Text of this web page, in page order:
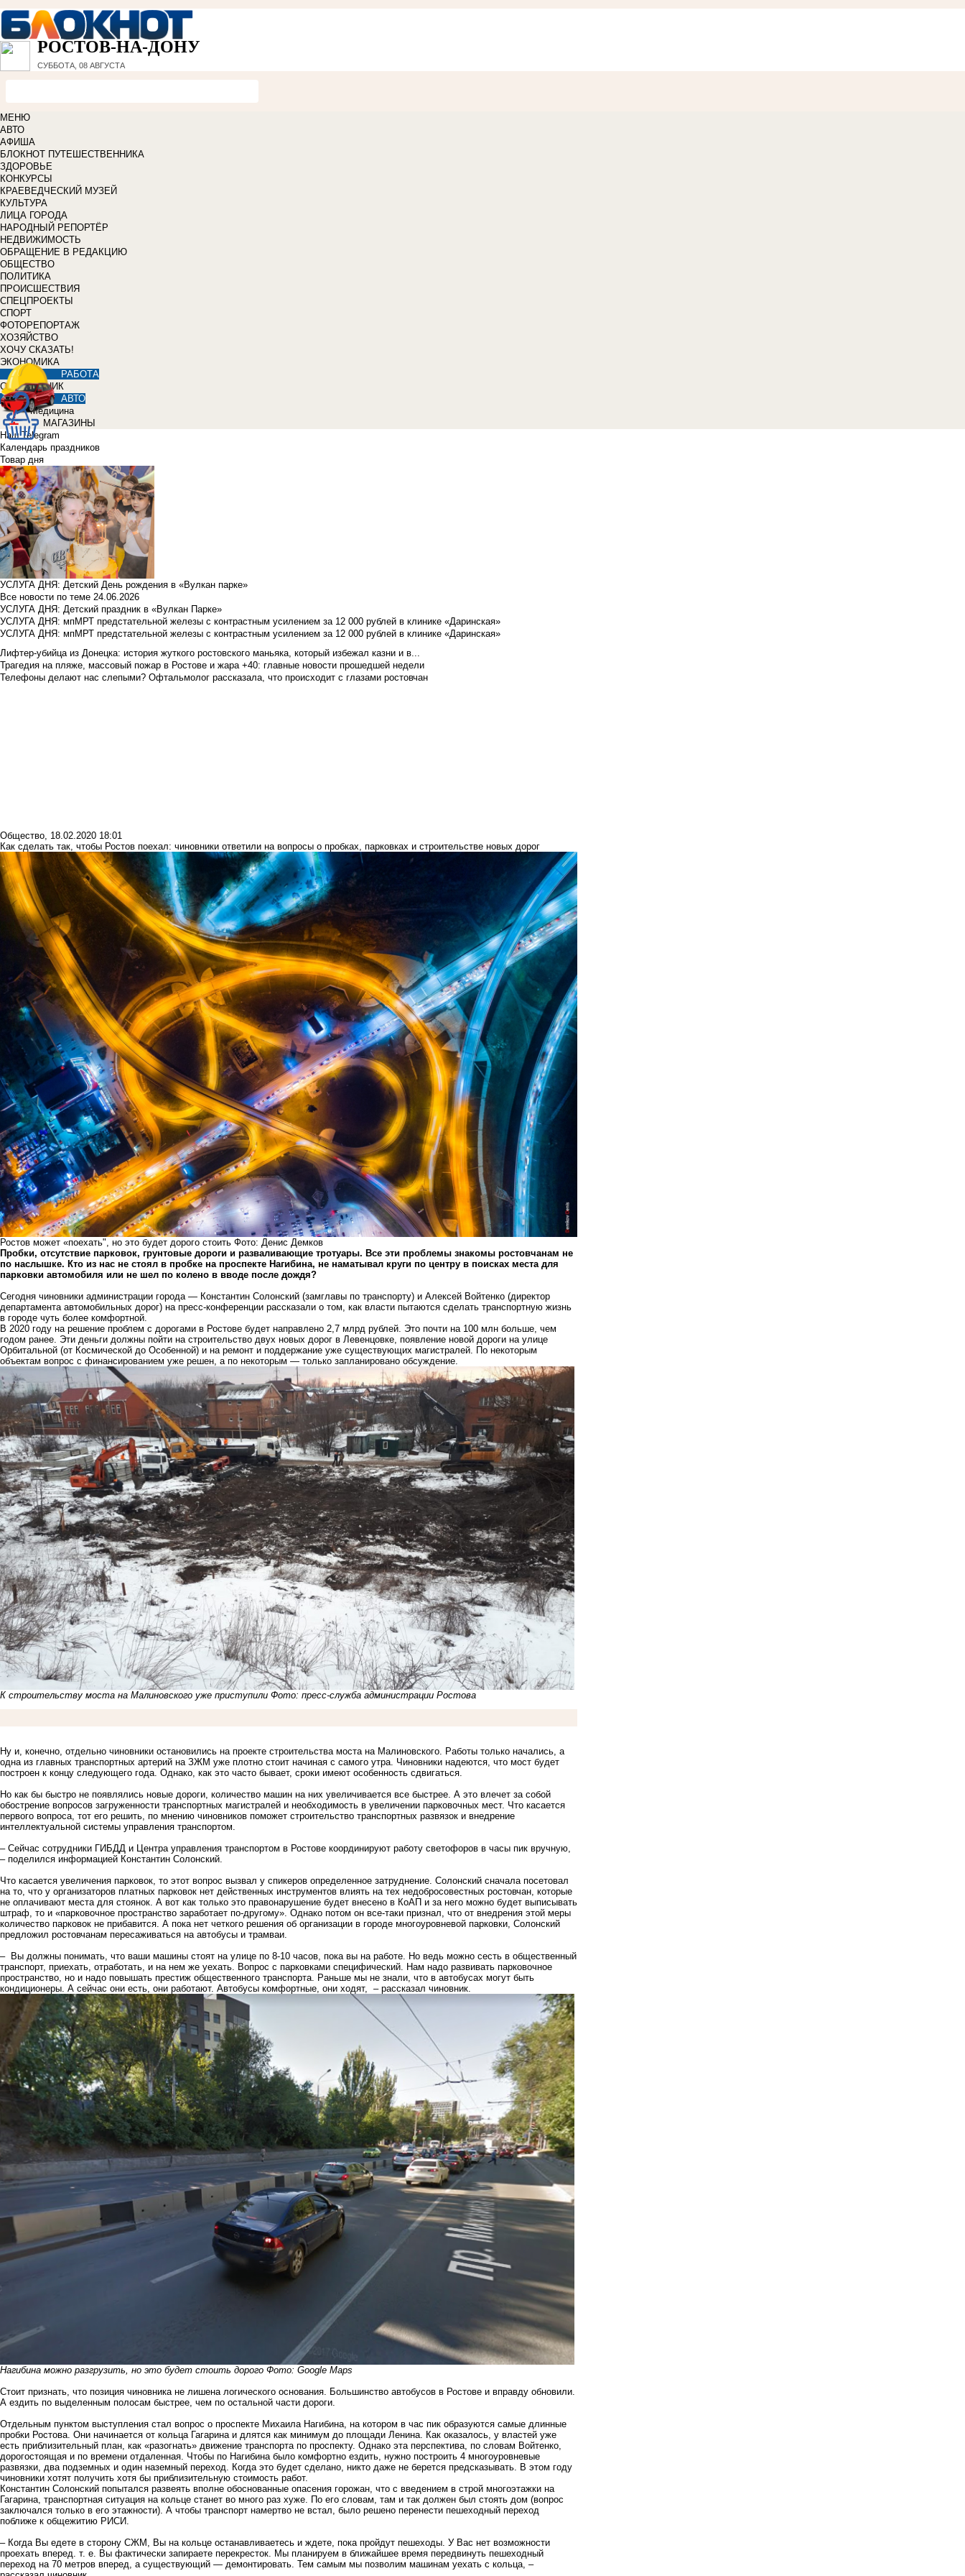
РОСТОВ-НА-ДОНУ
СУББОТА, 08 АВГУСТА
МЕНЮ
АВТО
АФИША
БЛОКНОТ ПУТЕШЕСТВЕННИКА
ЗДОРОВЬЕ
КОНКУРСЫ
КРАЕВЕДЧЕСКИЙ МУЗЕЙ
КУЛЬТУРА
ЛИЦА ГОРОДА
НАРОДНЫЙ РЕПОРТЁР
НЕДВИЖИМОСТЬ
ОБРАЩЕНИЕ В РЕДАКЦИЮ
ОБЩЕСТВО
ПОЛИТИКА
ПРОИСШЕСТВИЯ
СПЕЦПРОЕКТЫ
СПОРТ
ФОТОРЕПОРТАЖ
ХОЗЯЙСТВО
ХОЧУ СКАЗАТЬ!
ЭКОНОМИКА
РАБОТА
СПРАВОЧНИК
АВТО
Медицина
МАГАЗИНЫ
Наш Telegram
Календарь праздников
Товар дня
УСЛУГА ДНЯ: Детский День рождения в «Вулкан парке»
Все новости по теме 24.06.2026
УСЛУГА ДНЯ: Детский праздник в «Вулкан Парке»
УСЛУГА ДНЯ: мпМРТ предстательной железы с контрастным усилением за 12 000 рублей в клинике «Даринская»
УСЛУГА ДНЯ: мпМРТ предстательной железы с контрастным усилением за 12 000 рублей в клинике «Даринская»
Лифтер-убийца из Донецка: история жуткого ростовского маньяка, который избежал казни и в...
Трагедия на пляже, массовый пожар в Ростове и жара +40: главные новости прошедшей недели
Телефоны делают нас слепыми? Офтальмолог рассказала, что происходит с глазами ростовчан
Общество, 18.02.2020 18:01
Как сделать так, чтобы Ростов поехал: чиновники ответили на вопросы о пробках, парковках и строительстве новых дорог
Ростов может «поехать", но это будет дорого стоить Фото: Денис Демков
Пробки, отсутствие парковок, грунтовые дороги и разваливающие тротуары. Все эти проблемы знакомы ростовчанам не
по наслышке. Кто из нас не стоял в пробке на проспекте Нагибина, не наматывал круги по центру в поисках места для
парковки автомобиля или не шел по колено в вводе после дождя?
Сегодня чиновники администрации города — Константин Солонский (замглавы по транспорту) и Алексей Войтенко (директор
департамента автомобильных дорог) на пресс-конференции рассказали о том, как власти пытаются сделать транспортную жизнь
в городе чуть более комфортной.
В 2020 году на решение проблем с дорогами в Ростове будет направлено 2,7 млрд рублей. Это почти на 100 млн больше, чем
годом ранее. Эти деньги должны пойти на строительство двух новых дорог в Левенцовке, появление новой дороги на улице
Орбитальной (от Космической до Особенной) и на ремонт и поддержание уже существующих магистралей. По некоторым
объектам вопрос с финансированием уже решен, а по некоторым — только запланировано обсуждение.
К строительству моста на Малиновского уже приступили Фото: пресс-служба администрации Ростова
Ну и, конечно, отдельно чиновники остановились на проекте строительства моста на Малиновского. Работы только начались, а
одна из главных транспортных артерий на ЗЖМ уже плотно стоит начиная с самого утра. Чиновники надеются, что мост будет
построен к концу следующего года. Однако, как это часто бывает, сроки имеют особенность сдвигаться.
Но как бы быстро не появлялись новые дороги, количество машин на них увеличивается все быстрее. А это влечет за собой
обострение вопросов загруженности транспортных магистралей и необходимость в увеличении парковочных мест. Что касается
первого вопроса, тот его решить, по мнению чиновников поможет строительство транспортных развязок и внедрение
интеллектуальной системы управления транспортом.
– Сейчас сотрудники ГИБДД и Центра управления транспортом в Ростове координируют работу светофоров в часы пик вручную,
– поделился информацией Константин Солонский.
Что касается увеличения парковок, то этот вопрос вызвал у спикеров определенное затруднение. Солонский сначала посетовал
на то, что у организаторов платных парковок нет действенных инструментов влиять на тех недобросовестных ростовчан, которые
не оплачивают места для стоянок. А вот как только это правонарушение будет внесено в КоАП и за него можно будет выписывать
штраф, то и «парковочное пространство заработает по-другому». Однако потом он все-таки признал, что от внедрения этой меры
количество парковок не прибавится. А пока нет четкого решения об организации в городе многоуровневой парковки, Солонский
предложил ростовчанам пересаживаться на автобусы и трамваи.
– Вы должны понимать, что ваши машины стоят на улице по 8-10 часов, пока вы на работе. Но ведь можно сесть в общественный
транспорт, приехать, отработать, и на нем же уехать. Вопрос с парковками специфический. Нам надо развивать парковочное
пространство, но и надо повышать престиж общественного транспорта. Раньше мы не знали, что в автобусах могут быть
кондиционеры. А сейчас они есть, они работают. Автобусы комфортные, они ходят, – рассказал чиновник.
Нагибина можно разгрузить, но это будет стоить дорого Фото: Google Maps
Стоит признать, что позиция чиновника не лишена логического основания. Большинство автобусов в Ростове и вправду обновили.
А ездить по выделенным полосам быстрее, чем по остальной части дороги.
Отдельным пунктом выступления стал вопрос о проспекте Михаила Нагибина, на котором в час пик образуются самые длинные
пробки Ростова. Они начинается от кольца Гагарина и длятся как минимум до площади Ленина. Как оказалось, у властей уже
есть приблизительный план, как «разогнать» движение транспорта по проспекту. Однако эта перспектива, по словам Войтенко,
дорогостоящая и по времени отдаленная. Чтобы по Нагибина было комфортно ездить, нужно построить 4 многоуровневые
развязки, два подземных и один наземный переход. Когда это будет сделано, никто даже не берется предсказывать. В этом году
чиновники хотят получить хотя бы приблизительную стоимость работ.
Константин Солонский попытался развеять вполне обоснованные опасения горожан, что с введением в строй многоэтажки на
Гагарина, транспортная ситуация на кольце станет во много раз хуже. По его словам, там и так должен был стоять дом (вопрос
заключался только в его этажности). А чтобы транспорт намертво не встал, было решено перенести пешеходный переход
поближе к общежитию РИСИ.
– Когда Вы едете в сторону СЖМ, Вы на кольце останавливаетесь и ждете, пока пройдут пешеходы. У Вас нет возможности
проехать вперед. т. е. Вы фактически запираете перекресток. Мы планируем в ближайшее время передвинуть пешеходный
переход на 70 метров вперед, а существующий — демонтировать. Тем самым мы позволим машинам уехать с кольца, –